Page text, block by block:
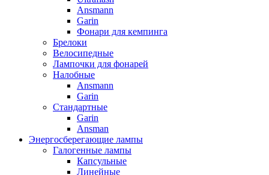
Ansmann
Garin
Фонари для кемпинга
Брелоки
Велосипедные
Лампочки для фонарей
Налобные
Ansmann
Garin
Стандартные
Garin
Ansman
Энергосберегающие лампы
Галогенные лампы
Капсульные
Линейные